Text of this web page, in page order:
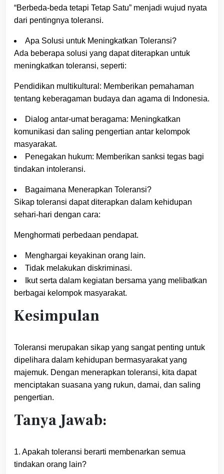
“Berbeda-beda tetapi Tetap Satu” menjadi wujud nyata
dari pentingnya toleransi.
Apa Solusi untuk Meningkatkan Toleransi?
Ada beberapa solusi yang dapat diterapkan untuk
meningkatkan toleransi, seperti:
Pendidikan multikultural: Memberikan pemahaman
tentang keberagaman budaya dan agama di Indonesia.
Dialog antar-umat beragama: Meningkatkan
komunikasi dan saling pengertian antar kelompok
masyarakat.
Penegakan hukum: Memberikan sanksi tegas bagi
tindakan intoleransi.
Bagaimana Menerapkan Toleransi?
Sikap toleransi dapat diterapkan dalam kehidupan
sehari-hari dengan cara:
Menghormati perbedaan pendapat.
Menghargai keyakinan orang lain.
Tidak melakukan diskriminasi.
Ikut serta dalam kegiatan bersama yang melibatkan
berbagai kelompok masyarakat.
Kesimpulan
Toleransi merupakan sikap yang sangat penting untuk
dipelihara dalam kehidupan bermasyarakat yang
majemuk. Dengan menerapkan toleransi, kita dapat
menciptakan suasana yang rukun, damai, dan saling
pengertian.
Tanya Jawab:
1. Apakah toleransi berarti membenarkan semua
tindakan orang lain?